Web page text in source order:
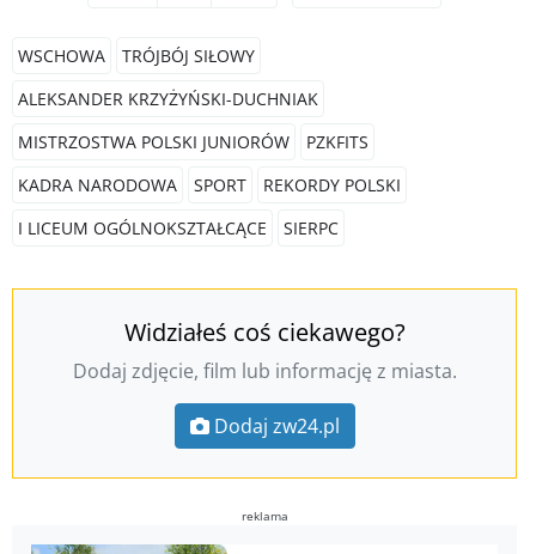
WSCHOWA
TRÓJBÓJ SIŁOWY
ALEKSANDER KRZYŻYŃSKI-DUCHNIAK
MISTRZOSTWA POLSKI JUNIORÓW
PZKFITS
KADRA NARODOWA
SPORT
REKORDY POLSKI
I LICEUM OGÓLNOKSZTAŁCĄCE
SIERPC
Widziałeś coś ciekawego?
Dodaj zdjęcie, film lub informację z miasta.
Dodaj zw24.pl
reklama